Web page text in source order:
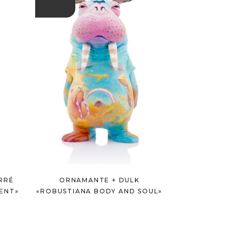
ORNAMANTE + DULK
«ROBUSTIANA BODY AND SOUL»